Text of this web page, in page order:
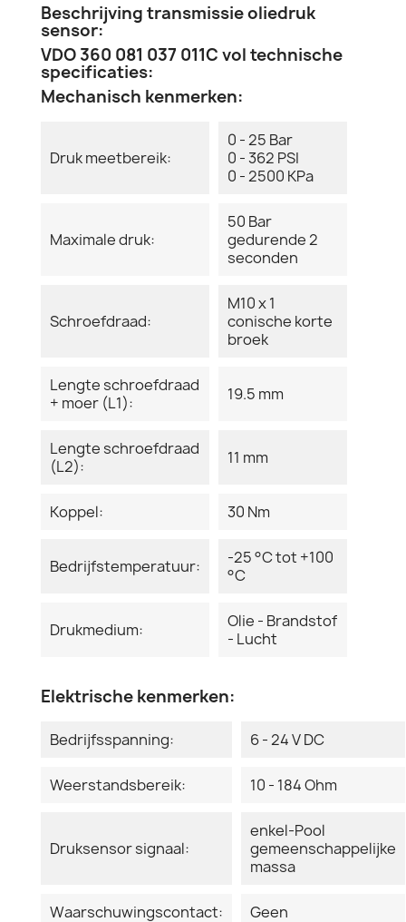
Beschrijving transmissie oliedruk
sensor:
VDO 360 081 037 011C vol technische
specificaties:
Mechanisch kenmerken:
Druk meetbereik:
0 - 25 Bar
0 - 362 PSI
0 - 2500 KPa
Maximale druk:
50 Bar
gedurende 2
seconden
Schroefdraad:
M10 x 1
conische korte
broek
Lengte schroefdraad
+ moer (L1):
19.5 mm
Lengte schroefdraad
(L2):
11 mm
Koppel: 30 Nm
Bedrijfstemperatuur:
-25 °C tot +100
°C
Drukmedium:
Olie - Brandstof
- Lucht
Elektrische kenmerken:
Bedrijfsspanning: 6 - 24 V DC
Weerstandsbereik: 10 - 184 Ohm
Druksensor signaal:
enkel-Pool
gemeenschappelijke
massa
Waarschuwingscontact: Geen